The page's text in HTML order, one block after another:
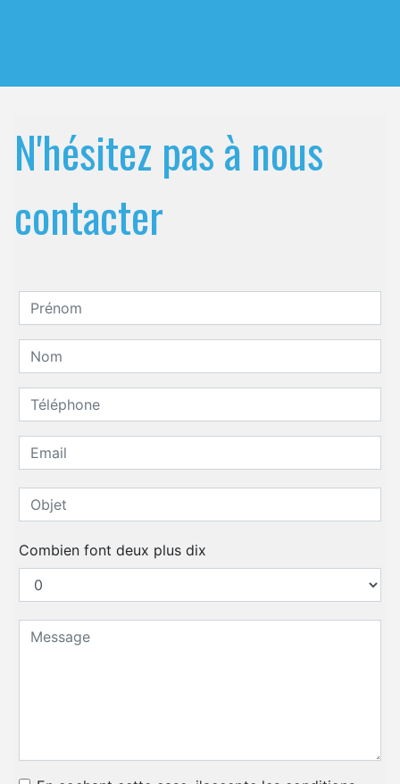
N'hésitez pas à nous
contacter
Combien font deux plus dix